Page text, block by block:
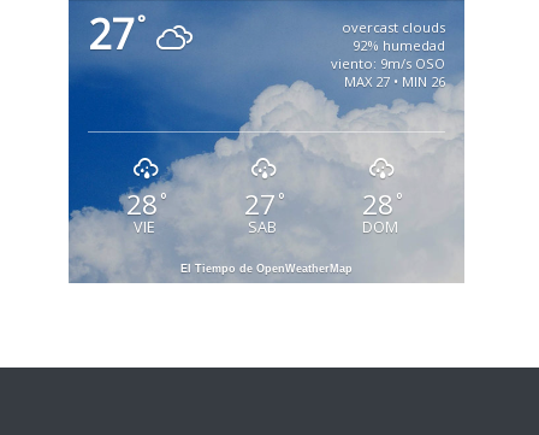
27°
overcast clouds
92% humedad
viento: 9m/s OSO
MAX 27 • MIN 26
28 °
VIE
27 °
SAB
28 °
DOM
El Tiempo de OpenWeatherMap